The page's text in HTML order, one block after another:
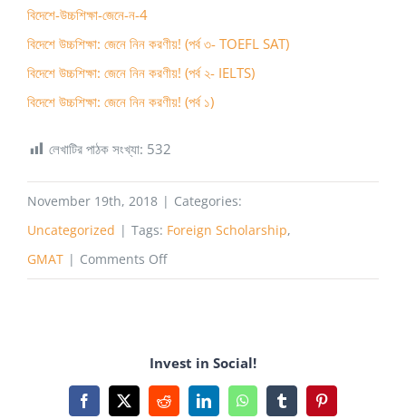
বিদেশে-উচ্চশিক্ষা-জেনে-ন-4
বিদেশে উচ্চশিক্ষা: জেনে নিন করণীয়! (পর্ব ৩- TOEFL SAT)
বিদেশে উচ্চশিক্ষা: জেনে নিন করণীয়! (পর্ব ২- IELTS)
বিদেশে উচ্চশিক্ষা: জেনে নিন করণীয়! (পর্ব ১)
লেখাটির পাঠক সংখ্যা: 532
November 19th, 2018 | Categories:
Uncategorized | Tags: Foreign Scholarship,
GMAT | Comments Offon
নিন
করণীয়!
Invest in Social!
Facebook
X RedditLinkedInWhatsAppTumblrPinterest